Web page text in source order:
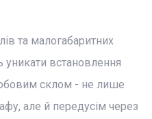
та малогабаритних
уникати встановлення
склом - не лише
але й передусім через